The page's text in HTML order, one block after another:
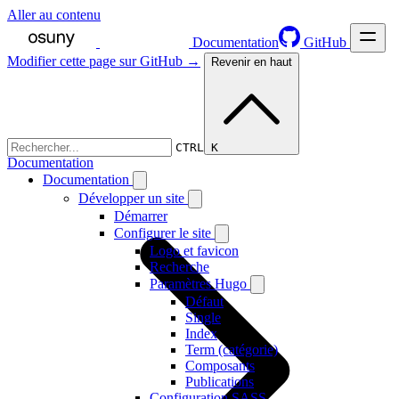
Aller au contenu
Documentation
GitHub
CTRL K
Documentation
Développer un site
Démarrer
Configurer le site
Logo et favicon
Recherche
Paramètres Hugo
Défaut
Single
Index
Term (catégorie)
Composants
Publications
Modifier cette page sur GitHub → Revenir en haut
Documentation